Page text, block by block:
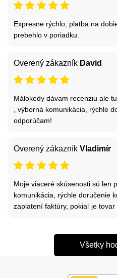
Expresne rýchlo, platba na
prebehlo v poriadku.
Overený zákazník David
Málokedy dávam recenziu ale
, výborná komunikácia, rýchle
odporúčam!
Overený zákazník Vladimír
Moje viaceré skúsenosti sú len
komunikácia, rýchle doručenie
zaplatení faktúry, pokiaľ je tovar
Všetky